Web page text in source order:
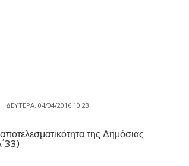
ΔΕΥΤΈΡΑ, 04/04/2016 10:23
της Δημόσιας